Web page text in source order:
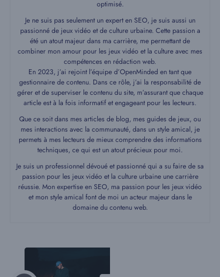
optimisé.
Je ne suis pas seulement un expert en SEO, je suis aussi un
passionné de jeux vidéo et de culture urbaine. Cette passion a
été un atout majeur dans ma carrière, me permettant de
combiner mon amour pour les jeux vidéo et la culture avec mes
compétences en rédaction web.
En 2023, j’ai rejoint l’équipe d’OpenMinded en tant que
gestionnaire de contenu. Dans ce rôle, j’ai la responsabilité de
gérer et de superviser le contenu du site, m’assurant que chaque
article est à la fois informatif et engageant pour les lecteurs.
Que ce soit dans mes articles de blog, mes guides de jeux, ou
mes interactions avec la communauté, dans un style amical, je
permets à mes lecteurs de mieux comprendre des informations
techniques, ce qui est un atout précieux pour moi.
Je suis un professionnel dévoué et passionné qui a su faire de sa
passion pour les jeux vidéo et la culture urbaine une carrière
réussie. Mon expertise en SEO, ma passion pour les jeux vidéo
et mon style amical font de moi un acteur majeur dans le
domaine du contenu web.